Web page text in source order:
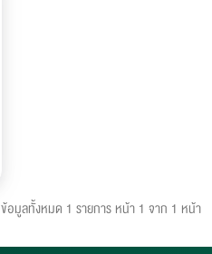
ข้อมูลทั้งหมด 1 รายการ หน้า 1 จาก 1 หน้า